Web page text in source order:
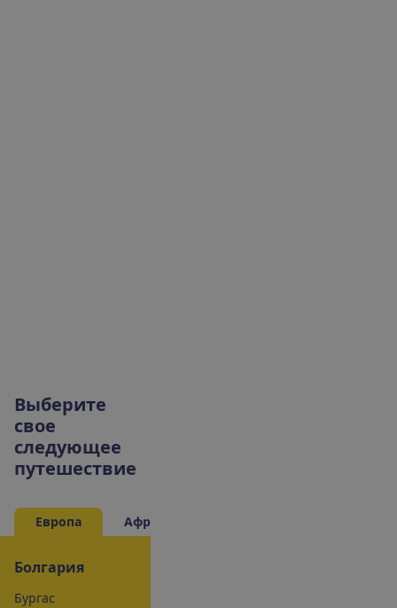
Выберите
свое
следующее
путешествие
Европа Африка
Болгария
Бургас